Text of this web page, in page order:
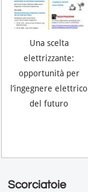
Una scelta
elettrizzante:
opportunità per
l’ingegnere elettrico
del futuro
Scorciatoie